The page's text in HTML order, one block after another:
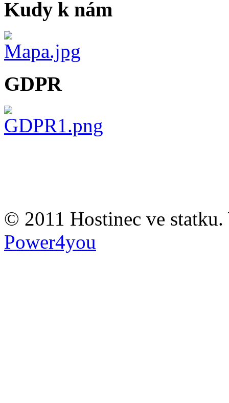
Kudy k nám
GDPR
© 2011 Hostinec ve statku.
Power4you